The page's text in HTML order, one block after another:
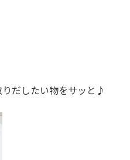
だしたい物をサッと♪